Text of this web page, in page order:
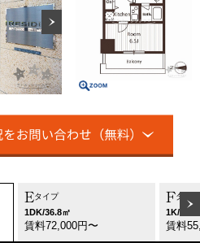
Eタイプ
1DK/36.8㎡
賃料72,000円〜
Fタイプ
1K/
賃料